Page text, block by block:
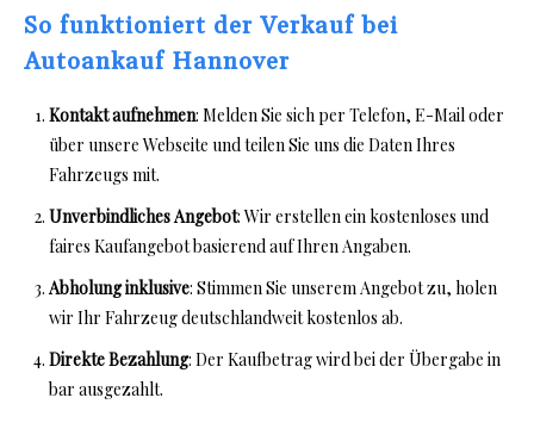
So funktioniert der Verkauf bei
Autoankauf Hannover
Kontakt aufnehmen: Melden Sie sich per Telefon, E-Mail oder
über unsere Webseite und teilen Sie uns die Daten Ihres
Fahrzeugs mit.
Unverbindliches Angebot: Wir erstellen ein kostenloses und
faires Kaufangebot basierend auf Ihren Angaben.
Abholung inklusive: Stimmen Sie unserem Angebot zu, holen
wir Ihr Fahrzeug deutschlandweit kostenlos ab.
Direkte Bezahlung: Der Kaufbetrag wird bei der Übergabe in
bar ausgezahlt.